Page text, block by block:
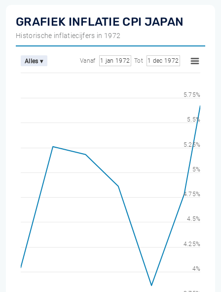
GRAFIEK INFLATIE CPI JAPAN
Historische inflatiecijfers in 1972
Alles ▾ Vanaf 1 jan 1972 Tot 1 dec 1972
4%
4.25%
4.5%
4.75%
5%
5.25%
5.5%
5.75%